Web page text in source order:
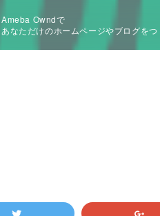
Ameba Owndで
あなただけのホームページやブログを